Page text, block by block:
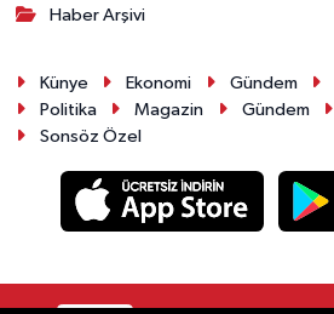
Haber Arşivi
Künye Ekonomi Gündem
Politika
Magazin Gündem
Sonsöz Özel